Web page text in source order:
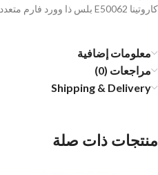
كاروتينا E50062 بلس ذا وورد فارم متعددة الالوان مقاس واحد
معلومات إضافية
مراجعات (0)
Shipping & Delivery
منتجات ذات صلة